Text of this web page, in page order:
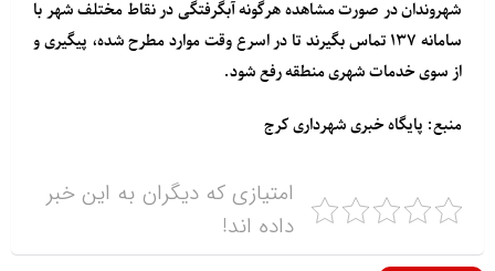
شهروندان در صورت مشاهده هرگونه آبگرفتگی در نقاط مختلف شهر با
سامانه ۱۳۷ تماس بگیرند تا در اسرع وقت موارد مطرح شده، پیگیری و
از سوی خدمات شهری منطقه رفع شود.
منبع: پایگاه خبری شهرداری کرج
امتیازی که دیگران به این خبر
داده اند!